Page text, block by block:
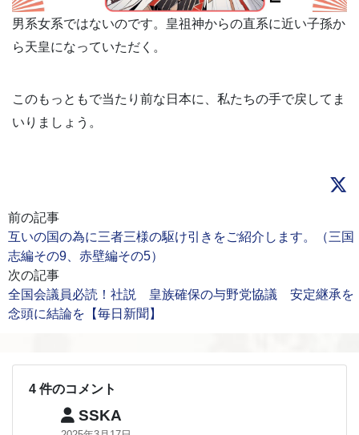
男系女系ではないのです。皇祖神からの直系に近い子孫か
ら天皇になっていただく。
このもっともで当たり前な日本に、私たちの手で戻してま
いりましょう。
前の記事
互いの国の為に三者三様の駆け引きをご紹介します。（三国
志編その9、赤壁編その5）
次の記事
全国会議員必読！社説 皇族確保の与野党協議 安定継承を
念頭に結論を【毎日新聞】
4 件のコメント
SSKA